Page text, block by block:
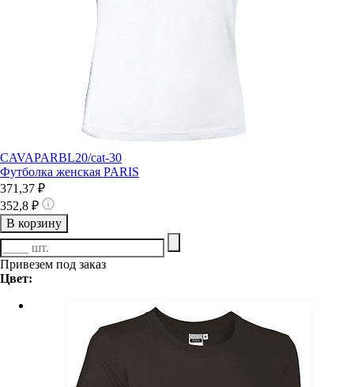
CAVAPARBL20/cat-30
Футболка женская PARIS
371,37 ₽
352,8 ₽
В корзину
Привезем под заказ
Цвет: